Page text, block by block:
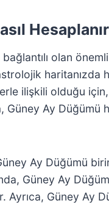
olan
ilişkili olduğu
Ay Düğümü
Ay Düğümü
Güney Ay
Güney Ay